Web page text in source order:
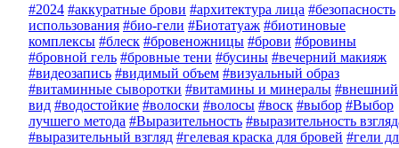
#2024 #аккуратные брови #архитектура лица #безопасность
использования #био-гели #Биотатуаж #биотиновые
комплексы #блеск #бровеножницы #брови #бровины
#бровной гель #бровные тени #бусины #вечерний макияж
#видеозапись #видимый объем #визуальный образ
#витаминные сыворотки #витамины и минералы #внешний
вид #водостойкие #волоски #волосы #воск #выбор #Выбор
лучшего метода #Выразительность #выразительность
#выразительный взгляд #гелевая краска для бровей #гели